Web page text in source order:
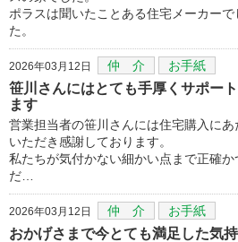
ポラスは聞いたことある住宅メーカー
た。
2026年03月12日 仲 介 お手紙
笹川さんにはとても手厚くサポー
ます
営業担当者の笹川さんには住宅購入に
いただき感謝しております。
私たちが気付かない細かい点まで正確
だ…
2026年03月12日 仲 介 お手紙
おかげさまで今とても満足した気